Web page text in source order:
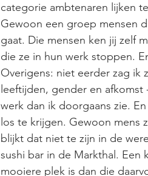
categorie ambtenaren lijken
Gewoon een groep mensen
gaat. Die mensen ken jij zelf
die ze in hun werk stoppen.
Overigens: niet eerder zag ik
leeftijden, gender en
werk dan ik doorgaans zie.
los te krijgen. Gewoon mens
blijkt dat niet te zijn in de
sushi bar in de Markthal. Een
mooiere plek is dan die